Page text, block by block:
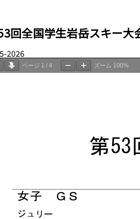
回全国学生岩岳スキー大
2026
ページ 1 /4 ズーム 100%